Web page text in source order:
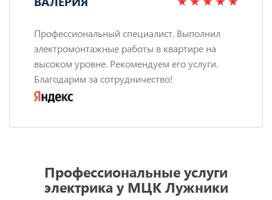
Профессиональный специалист. Выполнил
электромонтажные работы в квартире на
высоком уровне. Рекомендуем его услуги.
Благодарим за сотрудничество!
Профессиональные услуги
электрика у МЦК Лужники